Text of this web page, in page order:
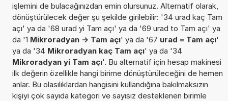
işlemini de bulacağınızdan emin olursunuz. Alternatif olarak,
dönüştürülecek değer şu şekilde girilebilir: '34 urad kaç Tam
açı' ya da '68 urad yi Tam açı' ya da '69 urad to Tam açı' ya
da '1 Mikroradyan -> Tam açı' ya da '67 urad = Tam açı'
ya da '34 Mikroradyan kaç Tam açı' ya da '34
Mikroradyan yi Tam açı'. Bu alternatif için hesap makinesi
ilk değerin özellikle hangi birime dönüştürüleceğini de hemen
anlar. Bu olasılıklardan hangisini kullandığına bakılmaksızın
kişiyi çok sayıda kategori ve sayısız desteklenen birimle